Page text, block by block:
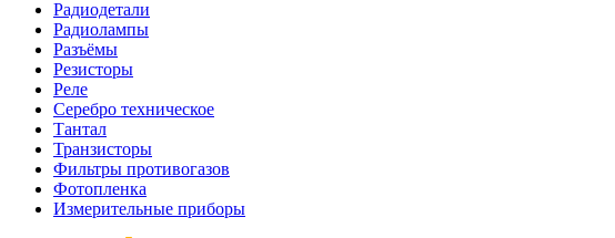
Радиодетали
Радиолампы
Разъёмы
Резисторы
Реле
Серебро техническое
Тантал
Транзисторы
Фильтры противогазов
Фотопленка
Измерительные приборы